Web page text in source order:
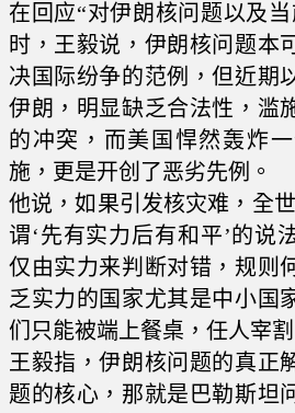
在回应“对伊朗核问题以及
时，王毅说，伊朗核问题本
决国际纷争的范例，但近期
伊朗，明显缺乏合法性，滥
的冲突，而美国悍然轰炸
施，更是开创了恶劣先例。
他说，如果引发核灾难，全
谓‘先有实力后有和平’的说
仅由实力来判断对错，规则
乏实力的国家尤其是中小国
们只能被端上餐桌，任人宰
王毅指，伊朗核问题的真正
题的核心，那就是巴勒斯坦